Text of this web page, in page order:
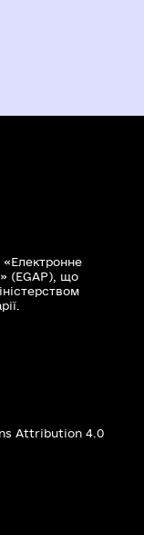
(EGAP), що
Attribution 4.0